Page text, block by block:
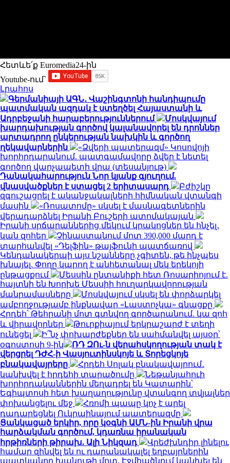
Հետևե՛ք Euromedia24-ին
Youtube-ում`
Լրահոս
Գերմանիայի ԱԳՆ․ Վաշինգտոնի հանդիպումը
պատմական ազդակ է ստեղծել Հայաստանի և
Ադրբեջանի հարաբերություններում
Մոսկվայում
խարդախության գործով կալանավորել են դրոններ
արտադրող ընկերության նախկին և գործող
ղեկավարներին
«Ձվերի պատերազմ» Կոսովոյի
խորհրդարանում. պատգամավորը ձվեր է նետել
գործող վարչապետի վրա (տեսանյութ)
Դանակահարություն Նոր կյանք գյուղում.
վնասվածքներ է ստացել 2 երիտասարդ
Բժիշկը
զգուշացրել է ականջակալների հիմնական վտանգի
մասին
«Ռոսատոմը» սկսել է մասնագետներին
վերադարձնել Իրանի Բուշերի ատոմակայան
Իրանի սրճարաններից մեկում կրակոցներ են հնչել․
կան զոհեր
Չինաստանում մոտ 390,000 մարդ է
տարհանվել «Դելֆին» թայֆունի պատճառով
Կենդանակերպի այս նշանները չգիտեն, թե ինչպես
խնայել. Փողը կարող է անհետանալ մեկ երեկոյի
ընթացքում
Մեսսին ընտանիքի հետ Ռոսարիոյում է.
հայտնի են Խորխե Մեսսիի հուղարկավորության
մանրամասները
Մոսկվայում սկսել են փորձարկել
ամբողջությամբ ինքնավար «Լաստոչկա» գնացքը
Հրդեհ՝ Թեհրանի մոտ գտնվող գործարանում. կա զոհ
և վիրավորներ
Թուրքիայում երկրաշարժ է տեղի
ունեցել
Ի՞նչ փոխարժեքներ են սահմանվել այսօր՝
օգոստոսի 9-ին
ՌԴ ԶՈւ-ն վերահսկողության տակ է
վերցրել ԴԺՀ-ի Վասյուտինսկոյե և Տորեցկոյե
բնակավայրերը
Հրդեհ Սոլակ բնակավայրում․
կանխվել է հրդեհի տարածումը
Նեթանյահուի
խորհրդականներին մեղադրել են Կատարին՝
Եգիպտոսի հետ խաղաղությունը վտանգող տվյալներ
փոխանցելու մեջ
Հռոմի պապը կոչ է արել
դադարեցնել Ուկրաինայում պատերազմը
Ցանկացած երկիր, որը կօգնի ԱՄՆ-ին Իրանի վրա
հարձակման գործում, կդառնա իրանական
հրթիռների թիրախ. Ալի Նիկզադ
Վրեժխնդիր լինելու
համար զինվել են ու դարանակալել եղբայրներին
պատկանող խանութի մոտ. Էջմիածնում կանխել են